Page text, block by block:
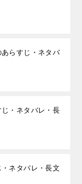
あらすじ・ネタバ
じ・ネタバレ・長
・ネタバレ・長文